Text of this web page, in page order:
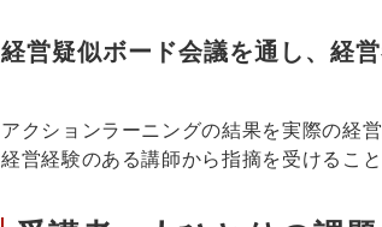
経営疑似ボード会議を通し、経
アクションラーニングの結果を実際の経
経営経験のある講師から指摘を受けるこ